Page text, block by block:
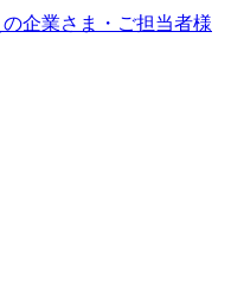
企業さま・ご担当者様